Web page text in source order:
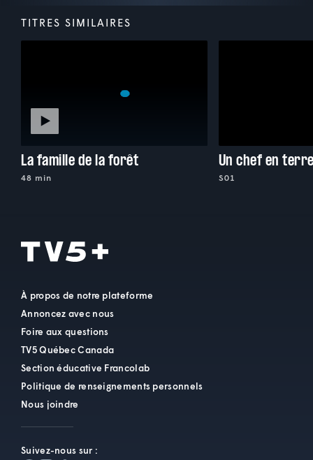
TITRES SIMILAIRES
La famille de la forêt
48 min
Un chef en
S01
À propos de notre plateforme
Annoncez avec nous
Foire aux questions
TV5 Québec Canada
Section éducative Francolab
Politique de renseignements personnels
Nous joindre
Suivez-nous sur :